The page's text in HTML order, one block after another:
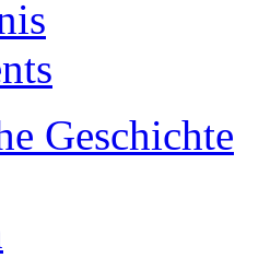
Geschichte